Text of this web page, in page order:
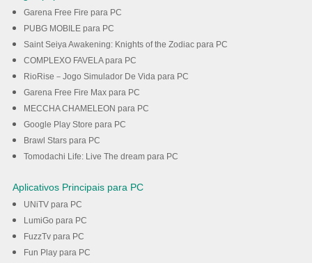
Garena Free Fire para PC
PUBG MOBILE para PC
Saint Seiya Awakening: Knights of the Zodiac para PC
COMPLEXO FAVELA para PC
RioRise－Jogo Simulador De Vida para PC
Garena Free Fire Max para PC
MECCHA CHAMELEON para PC
Google Play Store para PC
Brawl Stars para PC
Tomodachi Life: Live The dream para PC
Aplicativos Principais para PC
UNiTV para PC
LumiGo para PC
FuzzTv para PC
Fun Play para PC